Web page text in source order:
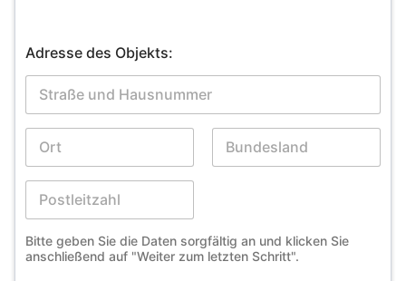
Adresse des Objekts:
Bitte geben Sie die Daten sorgfältig an und klicken Sie
anschließend auf "Weiter zum letzten Schritt".